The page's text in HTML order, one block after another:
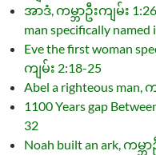
အာဒံ, ကမ္ဘာဦးကျမ်း
man specifically
Eve the first woman
ကျမ်း 2:18-25
Abel a righteous man,
1100 Years gap
32
Noah built an ark, ကမ္ဘ